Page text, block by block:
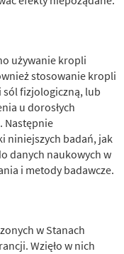
używanie kropli
stosowanie kropli
sól fizjologiczną, lub
u dorosłych
Następnie
niniejszych badań, jak
danych naukowych w
i metody badawcze.
w Stanach
Wzięło w nich